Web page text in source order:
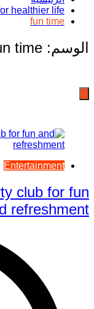
healthier life
fun time
الوسم: time
Entertainment
club for fun
refreshment